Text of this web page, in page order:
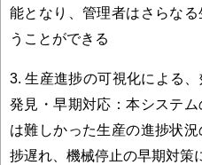
能となり、管理者はさらな
うことができる
3. 生産進捗の可視化による
発見・早期対応：本システ
は難しかった生産の進捗状
捗遅れ、機械停止の早期対策